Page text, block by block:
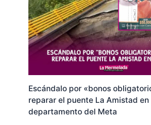
Escándalo por «bonos
reparar el puente La Amistad en
departamento del Meta